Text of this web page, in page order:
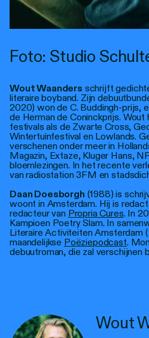
Foto: Studio
Wout Waanders schrijft
literaire boyband. Zijn
2020) won de C. Buddingh-prijs,
de Herman de Coninckprijs.
festivals als de Zwarte Cross,
Wintertuinfestival en Lowlands.
verschenen onder meer in
Magazin, Extaze, Kluger Hans,
bloemlezingen. In het recente
van radiostation 3FM en
Daan Doesborgh (1988) is
woont in Amsterdam. Hij is
redacteur van Propria Cures. In
Kampioen Poetry Slam. In
Literaire Activiteiten Amsterdam
maandelijkse Poëziepodcast.
debuutroman, die zal verschijnen
Wout